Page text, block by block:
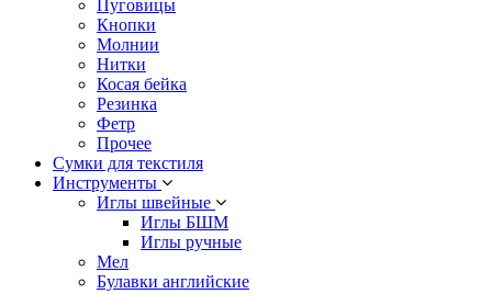
Пуговицы
Кнопки
Молнии
Нитки
Косая бейка
Резинка
Фетр
Прочее
Сумки для текстиля
Инструменты
Иглы швейные
Иглы БШМ
Иглы ручные
Мел
Булавки английские